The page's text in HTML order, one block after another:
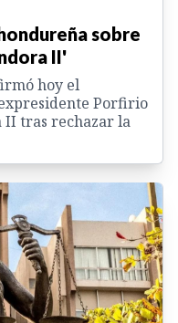
sobre
II'
hoy el
Porfirio
II tras rechazar la